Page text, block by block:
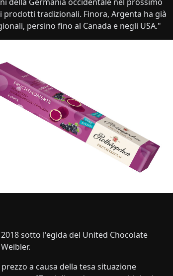
tradizionali. Finora, Argenta ha già
persino fino al Canada e negli USA."
sotto l'egida del United Chocolate
a causa della tesa situazione